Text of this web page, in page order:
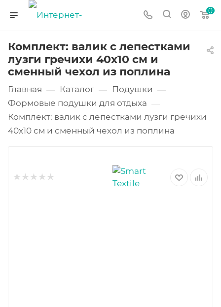
0
Комплект: валик с лепестками
лузги гречихи 40х10 см и
сменный чехол из поплина
Главная — Каталог — Подушки —
Формовые подушки для отдыха —
Комплект: валик с лепестками лузги гречихи
40х10 см и сменный чехол из поплина